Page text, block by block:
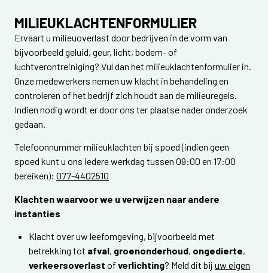
MILIEUKLACHTENFORMULIER
Ervaart u milieuoverlast door bedrijven in de vorm van
bijvoorbeeld geluid, geur, licht, bodem- of
luchtverontreiniging? Vul dan het milieuklachtenformulier in.
Onze medewerkers nemen uw klacht in behandeling en
controleren of het bedrijf zich houdt aan de milieuregels.
Indien nodig wordt er door ons ter plaatse nader onderzoek
gedaan.
Telefoonnummer milieuklachten bij spoed (indien geen
spoed kunt u ons iedere werkdag tussen 09:00 en 17:00
bereiken): 077-4402510
Klachten waarvoor we u verwijzen naar andere
instanties
Klacht over uw leefomgeving, bijvoorbeeld met
betrekking tot afval, groenonderhoud, ongedierte,
verkeersoverlast of verlichting? Meld dit bij uw eigen